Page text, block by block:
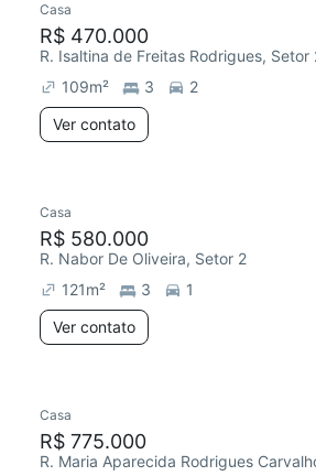
Casa
R$ 470.000
R. Isaltina de Freitas Rodrigues, Setor
109m² 3
2
Ver contato
Casa
R$ 580.000
R. Nabor De Oliveira, Setor 2
121m² 3
1
Ver contato
Casa
R$ 775.000
R. Maria Aparecida Rodrigues